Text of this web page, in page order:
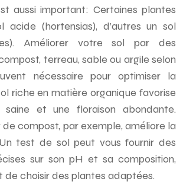
aussi important: Certaines plantes
acide (hortensias), d’autres un sol
Améliorer votre sol par des
terreau, sable ou argile selon
nécessaire pour optimiser la
riche en matière organique favorise
saine et une floraison abondante.
de compost, par exemple, améliore la
test de sol peut vous fournir des
sur son pH et sa composition,
choisir des plantes adaptées.